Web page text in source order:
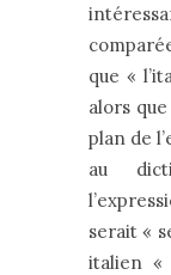
que «
alors
plan de
au
serait «
italien «